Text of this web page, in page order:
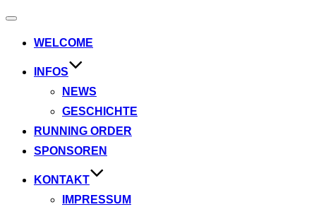
Navigation
WELCOME
INFOS
NEWS
GESCHICHTE
RUNNING ORDER
SPONSOREN
KONTAKT
IMPRESSUM